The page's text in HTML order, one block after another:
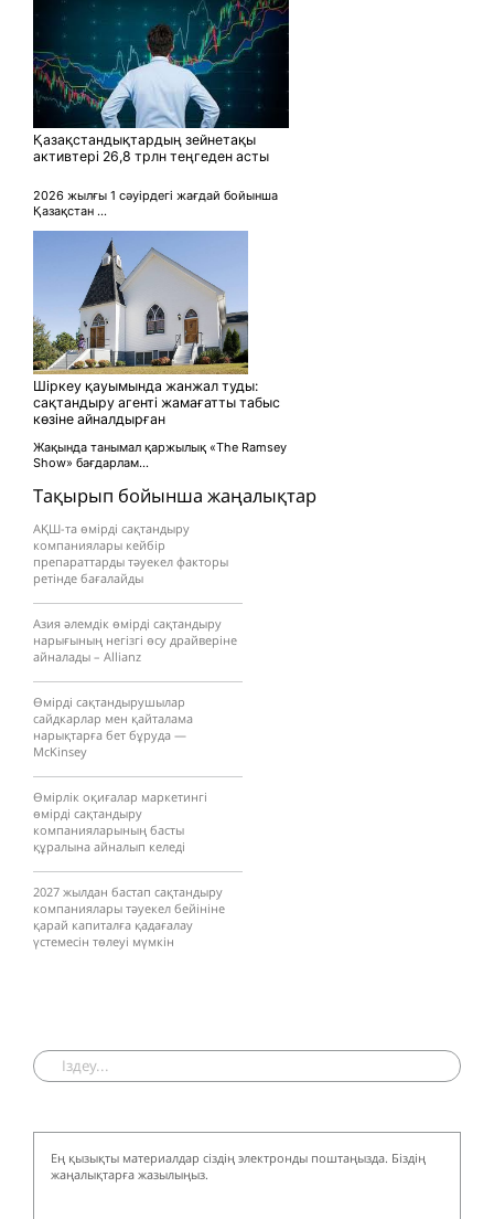
Тақырып бойынша жаңалықтар
АҚШ-та өмірді сақтандыру
компаниялары кейбір
препараттарды тәуекел факторы
ретінде бағалайды
Азия әлемдік өмірді сақтандыру
нарығының негізгі өсу драйверіне
айналады – Allianz
Өмірді сақтандырушылар
сайдкарлар мен қайталама
нарықтарға бет бұруда —
McKinsey
Өмірлік оқиғалар маркетингі
өмірді сақтандыру
компанияларының басты
құралына айналып келеді
2027 жылдан бастап сақтандыру
компаниялары тәуекел бейініне
қарай капиталға қадағалау
үстемесін төлеуі мүмкін
Қазақстандықтардың зейнетақы
активтері 26,8 трлн теңгеден асты
2026 жылғы 1 сәуірдегі жағдай бойынша
Қазақстан ...
Шіркеу қауымында жанжал туды:
сақтандыру агенті жамағатты табыс
көзіне айналдырған
Жақында танымал қаржылық «The Ramsey
Show» бағдарлам...
Ең қызықты материалдар сіздің электронды поштаңызда. Біздің
жаңалықтарға жазылыңыз.